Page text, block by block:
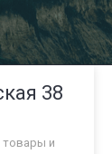
38
товары и